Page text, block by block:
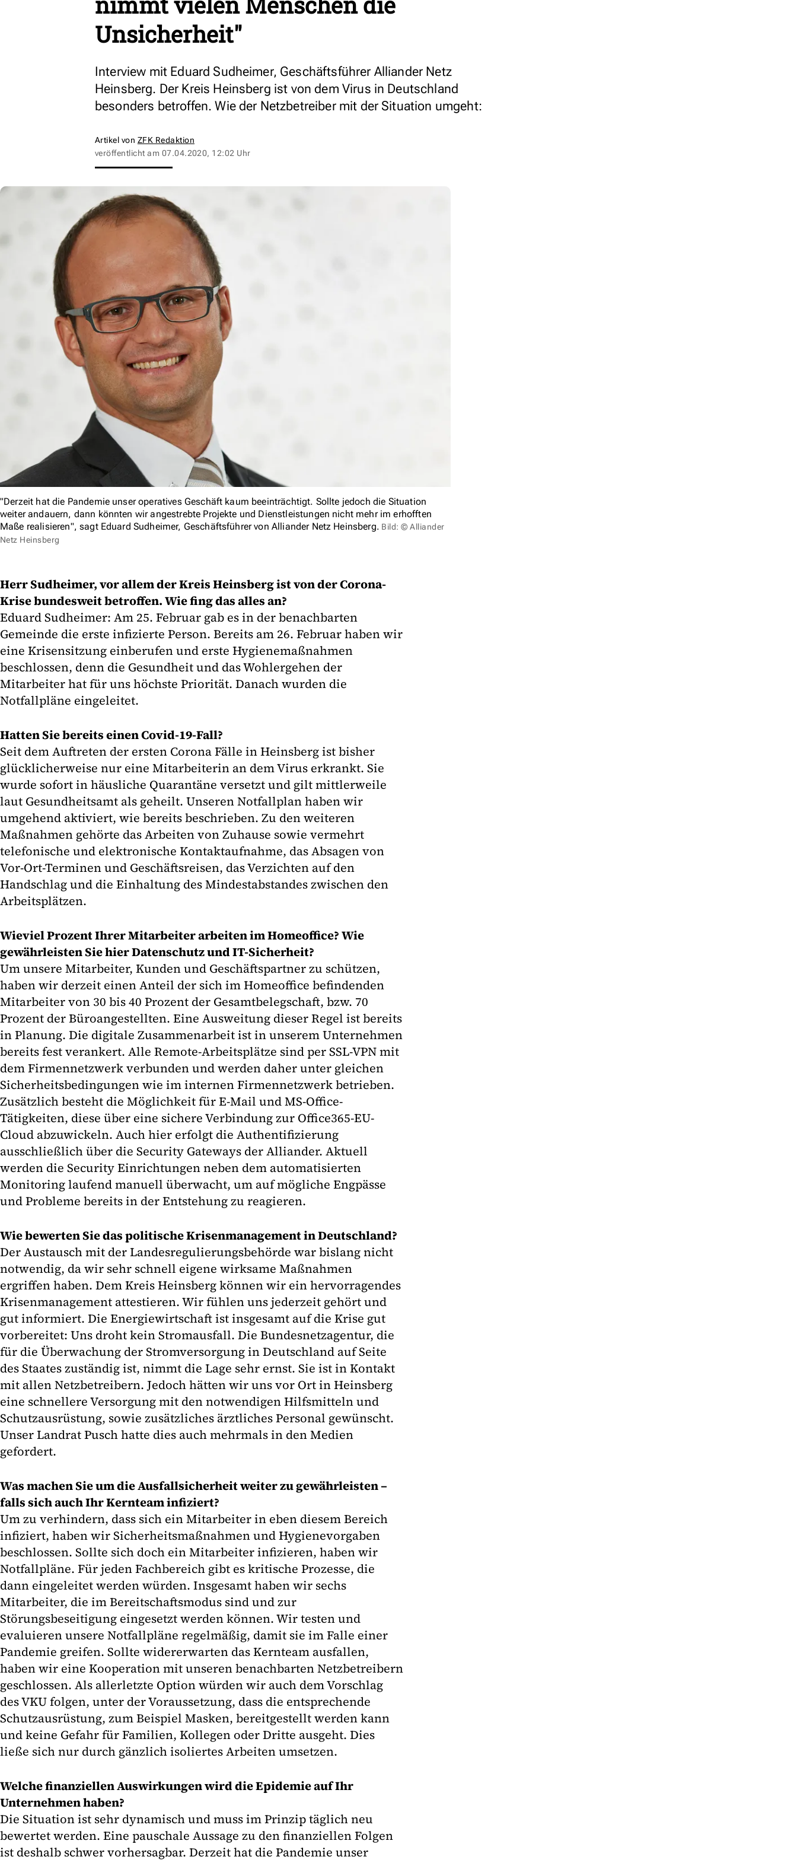
Unsicherheit"
Interview mit Eduard Sudheimer, Geschäftsführer Alliander Netz
Heinsberg. Der Kreis Heinsberg ist von dem Virus in Deutschland
besonders betroffen. Wie der Netzbetreiber mit der Situation umgeht:
Artikel von ZFK Redaktion
veröffentlicht am 07.04.2020, 12:02 Uhr
"Derzeit hat die Pandemie unser operatives Geschäft kaum beeinträchtigt. Sollte jedoch die Situation
weiter andauern, dann könnten wir angestrebte Projekte und Dienstleistungen nicht mehr im erhofften
Maße realisieren", sagt Eduard Sudheimer, Geschäftsführer von Alliander Netz Heinsberg. Bild: © Alliander
Netz Heinsberg
Herr Sudheimer, vor allem der Kreis Heinsberg ist von der Corona-
Krise bundesweit betroffen. Wie fing das alles an?
Eduard Sudheimer: Am 25. Februar gab es in der benachbarten
Gemeinde die erste infizierte Person. Bereits am 26. Februar haben wir
eine Krisensitzung einberufen und erste Hygienemaßnahmen
beschlossen, denn die Gesundheit und das Wohlergehen der
Mitarbeiter hat für uns höchste Priorität. Danach wurden die
Notfallpläne eingeleitet.
Hatten Sie bereits einen Covid-19-Fall?
Seit dem Auftreten der ersten Corona Fälle in Heinsberg ist bisher
glücklicherweise nur eine Mitarbeiterin an dem Virus erkrankt. Sie
wurde sofort in häusliche Quarantäne versetzt und gilt mittlerweile
laut Gesundheitsamt als geheilt. Unseren Notfallplan haben wir
umgehend aktiviert, wie bereits beschrieben. Zu den weiteren
Maßnahmen gehörte das Arbeiten von Zuhause sowie vermehrt
telefonische und elektronische Kontaktaufnahme, das Absagen von
Vor-Ort-Terminen und Geschäftsreisen, das Verzichten auf den
Handschlag und die Einhaltung des Mindestabstandes zwischen den
Arbeitsplätzen.
Wieviel Prozent Ihrer Mitarbeiter arbeiten im Homeoffice? Wie
gewährleisten Sie hier Datenschutz und IT-Sicherheit?
Um unsere Mitarbeiter, Kunden und Geschäftspartner zu schützen,
haben wir derzeit einen Anteil der sich im Homeoffice befindenden
Mitarbeiter von 30 bis 40 Prozent der Gesamtbelegschaft, bzw. 70
Prozent der Büroangestellten. Eine Ausweitung dieser Regel ist bereits
in Planung. Die digitale Zusammenarbeit ist in unserem Unternehmen
bereits fest verankert. Alle Remote-Arbeitsplätze sind per SSL-VPN mit
dem Firmennetzwerk verbunden und werden daher unter gleichen
Sicherheitsbedingungen wie im internen Firmennetzwerk betrieben.
Zusätzlich besteht die Möglichkeit für E-Mail und MS-Office-
Tätigkeiten, diese über eine sichere Verbindung zur Office365-EU-
Cloud abzuwickeln. Auch hier erfolgt die Authentifizierung
ausschließlich über die Security Gateways der Alliander. Aktuell
werden die Security Einrichtungen neben dem automatisierten
Monitoring laufend manuell überwacht, um auf mögliche Engpässe
und Probleme bereits in der Entstehung zu reagieren.
Wie bewerten Sie das politische Krisenmanagement in Deutschland?
Der Austausch mit der Landesregulierungsbehörde war bislang nicht
notwendig, da wir sehr schnell eigene wirksame Maßnahmen
ergriffen haben. Dem Kreis Heinsberg können wir ein hervorragendes
Krisenmanagement attestieren. Wir fühlen uns jederzeit gehört und
gut informiert. Die Energiewirtschaft ist insgesamt auf die Krise gut
vorbereitet: Uns droht kein Stromausfall. Die Bundesnetzagentur, die
für die Überwachung der Stromversorgung in Deutschland auf Seite
des Staates zuständig ist, nimmt die Lage sehr ernst. Sie ist in Kontakt
mit allen Netzbetreibern. Jedoch hätten wir uns vor Ort in Heinsberg
eine schnellere Versorgung mit den notwendigen Hilfsmitteln und
Schutzausrüstung, sowie zusätzliches ärztliches Personal gewünscht.
Unser Landrat Pusch hatte dies auch mehrmals in den Medien
gefordert.
Was machen Sie um die Ausfallsicherheit weiter zu gewährleisten –
falls sich auch Ihr Kernteam infiziert?
Um zu verhindern, dass sich ein Mitarbeiter in eben diesem Bereich
infiziert, haben wir Sicherheitsmaßnahmen und Hygienevorgaben
beschlossen. Sollte sich doch ein Mitarbeiter infizieren, haben wir
Notfallpläne. Für jeden Fachbereich gibt es kritische Prozesse, die
dann eingeleitet werden würden. Insgesamt haben wir sechs
Mitarbeiter, die im Bereitschaftsmodus sind und zur
Störungsbeseitigung eingesetzt werden können. Wir testen und
evaluieren unsere Notfallpläne regelmäßig, damit sie im Falle einer
Pandemie greifen. Sollte widererwarten das Kernteam ausfallen,
haben wir eine Kooperation mit unseren benachbarten Netzbetreibern
geschlossen. Als allerletzte Option würden wir auch dem Vorschlag
des VKU folgen, unter der Voraussetzung, dass die entsprechende
Schutzausrüstung, zum Beispiel Masken, bereitgestellt werden kann
und keine Gefahr für Familien, Kollegen oder Dritte ausgeht. Dies
ließe sich nur durch gänzlich isoliertes Arbeiten umsetzen.
Welche finanziellen Auswirkungen wird die Epidemie auf Ihr
Unternehmen haben?
Die Situation ist sehr dynamisch und muss im Prinzip täglich neu
bewertet werden. Eine pauschale Aussage zu den finanziellen Folgen
ist deshalb schwer vorhersagbar. Derzeit hat die Pandemie unser